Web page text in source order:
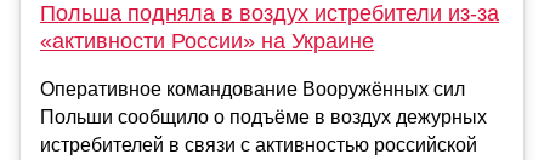
Польша подняла в воздух истребители из-за
«активности России» на Украине
Оперативное командование Вооружённых сил
Польши сообщило о подъёме в воздух дежурных
истребителей в связи с активностью российской